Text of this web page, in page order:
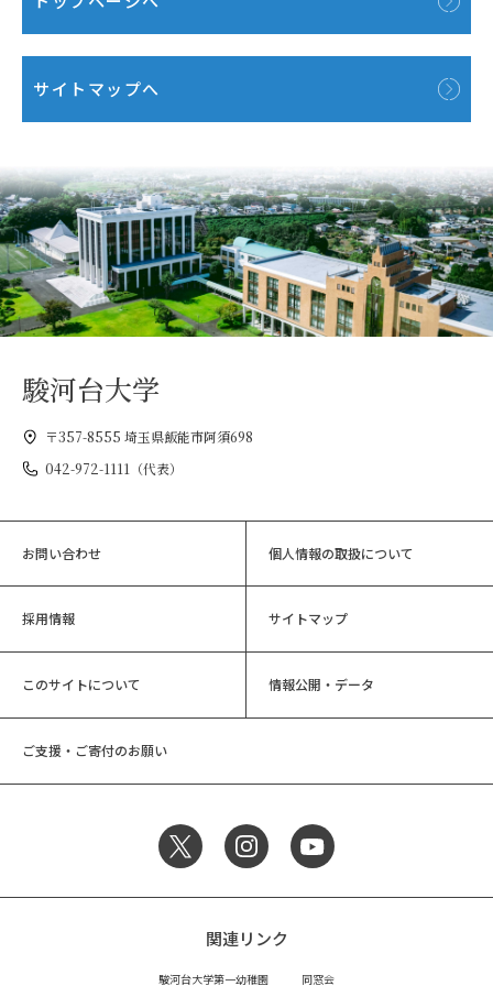
サイトマップへ
駿河台大学
〒357-8555 埼玉県飯能市阿須698
042-972-1111（代表）
お問い合わせ 個人情報の取扱について
採用情報 サイトマップ
このサイトについて 情報公開・データ
ご支援・ご寄付のお願い
関連リンク
駿河台大学第一幼稚園 同窓会